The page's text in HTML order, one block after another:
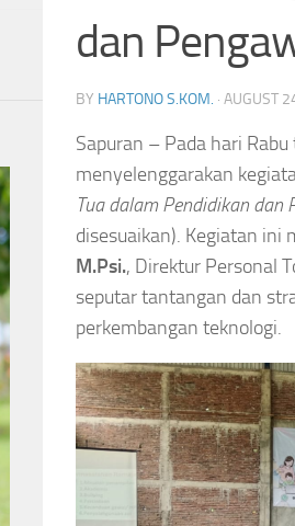
dan
BY HARTONO S.KOM. · AUGUST
Sapuran – Pada hari
menyelenggarakan
Tua dalam Pendidikan dan
disesuaikan). Kegiatan ini
M.Psi., Direktur Personal
seputar tantangan dan
perkembangan teknologi.